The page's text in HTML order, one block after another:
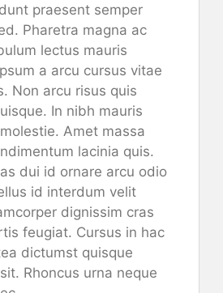
praesent semper
Pharetra magna ac
lectus mauris
a arcu cursus vitae
Non arcu risus quis
In nibh mauris
Amet massa
lacinia quis.
dui id ornare arcu odio
id interdum velit
dignissim cras
feugiat. Cursus in hac
dictumst quisque
Rhoncus urna neque